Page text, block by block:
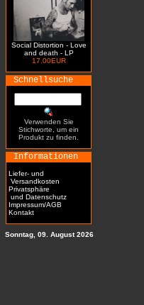
Social Distortion - Love
and death - LP
17.00EUR
Schnellsuche
Verwenden Sie
Stichworte, um ein
Produkt zu finden.
Informationen
Liefer- und
Versandkosten
Privatsphäre
und Datenschutz
Impressum/AGB
Kontakt
Sonntag, 09. August 2026